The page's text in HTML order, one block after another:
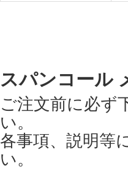
スパンコール
ご注文前に必ず
い。
各事項、説明等
い。